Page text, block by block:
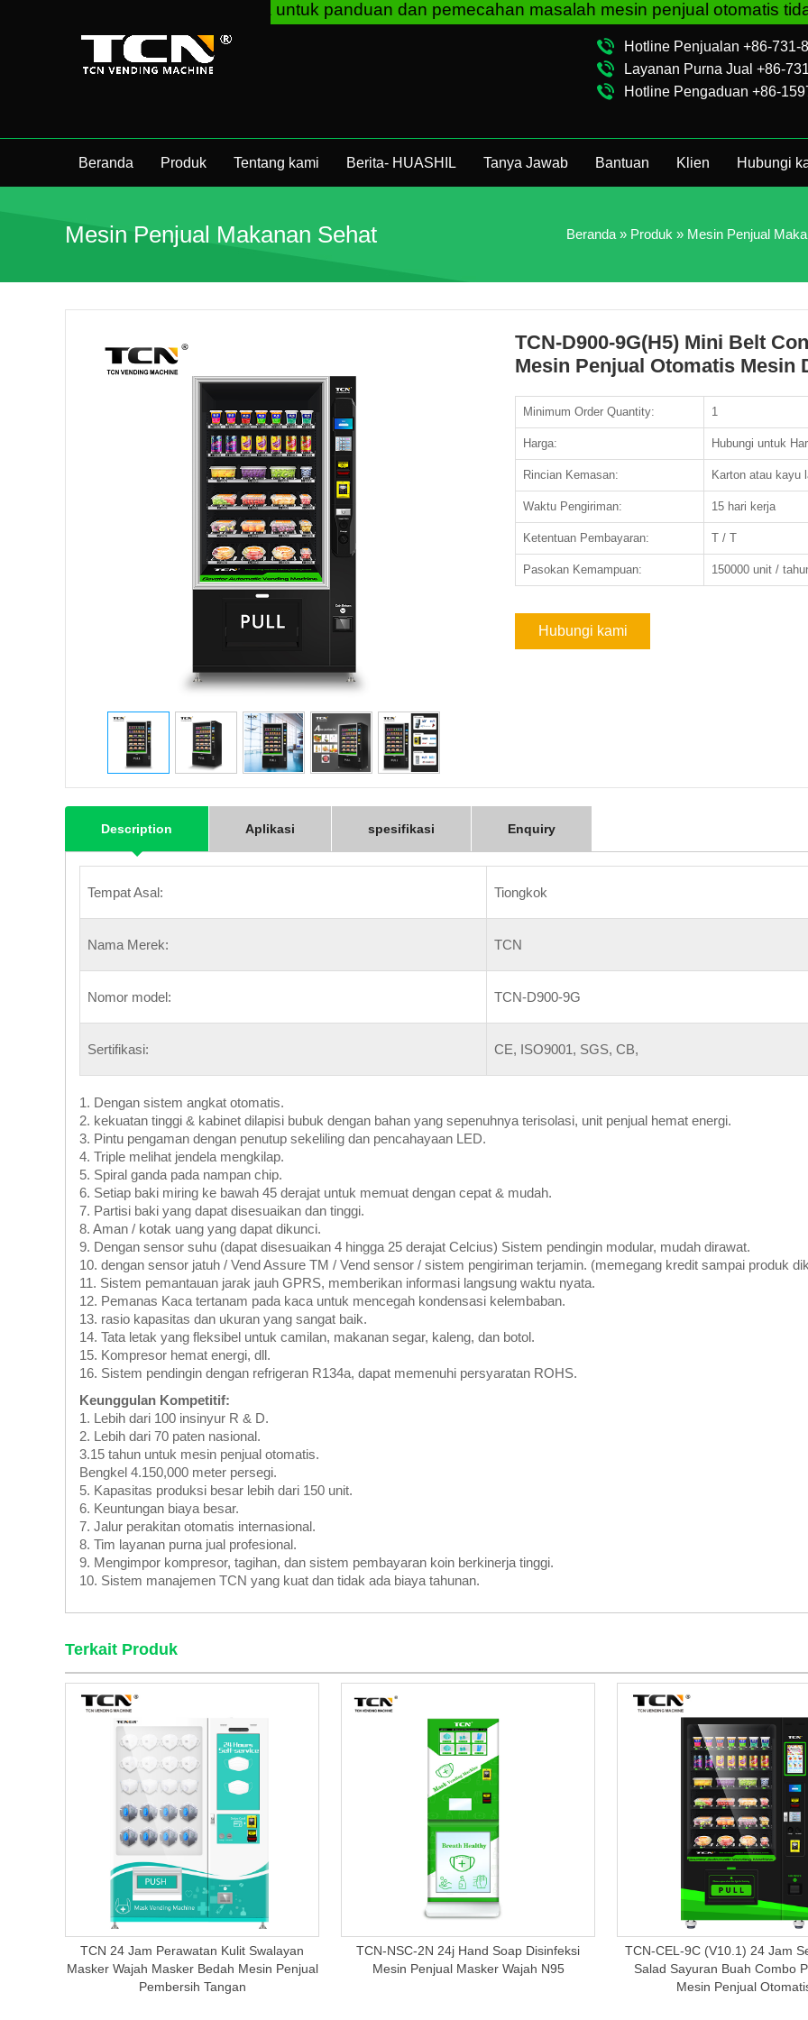
Hotline Penjualan +86-731-
Layanan Purna Jual +86-
Hotline Pengaduan +86-
Beranda Produk Tentang kami Berita- HUASHIL Tanya Jawab Bantuan Klien Hubungi
Mesin Penjual Makanan Sehat Beranda » Produk » Mesin Penjual
TCN-D900-9G(H5) Mini Belt
Mesin Penjual Otomatis Mesin
Minimum Order Quantity: 1
Harga: Hubungi untuk
Rincian Kemasan: Karton atau kayu
Waktu Pengiriman: 15 hari kerja
Ketentuan Pembayaran: T / T
Pasokan Kemampuan: 150000 unit /
Hubungi kami
Description Aplikasi spesifikasi Enquiry
Tempat Asal: Tiongkok
Nama Merek: TCN
Nomor model: TCN-D900-9G
Sertifikasi: CE, ISO9001, SGS, CB,
1. Dengan sistem angkat otomatis.
2. kekuatan tinggi & kabinet dilapisi bubuk dengan bahan yang sepenuhnya terisolasi, unit penjual hemat energi.
3. Pintu pengaman dengan penutup sekeliling dan pencahayaan LED.
4. Triple melihat jendela mengkilap.
5. Spiral ganda pada nampan chip.
6. Setiap baki miring ke bawah 45 derajat untuk memuat dengan cepat & mudah.
7. Partisi baki yang dapat disesuaikan dan tinggi.
8. Aman / kotak uang yang dapat dikunci.
9. Dengan sensor suhu (dapat disesuaikan 4 hingga 25 derajat Celcius) Sistem pendingin modular, mudah dirawat.
10. dengan sensor jatuh / Vend Assure TM / Vend sensor / sistem pengiriman terjamin. (memegang kredit sampai produk
11. Sistem pemantauan jarak jauh GPRS, memberikan informasi langsung waktu nyata.
12. Pemanas Kaca tertanam pada kaca untuk mencegah kondensasi kelembaban.
13. rasio kapasitas dan ukuran yang sangat baik.
14. Tata letak yang fleksibel untuk camilan, makanan segar, kaleng, dan botol.
15. Kompresor hemat energi, dll.
16. Sistem pendingin dengan refrigeran R134a, dapat memenuhi persyaratan ROHS.
Keunggulan Kompetitif:
1. Lebih dari 100 insinyur R & D.
2. Lebih dari 70 paten nasional.
3.15 tahun untuk mesin penjual otomatis.
Bengkel 4.150,000 meter persegi.
5. Kapasitas produksi besar lebih dari 150 unit.
6. Keuntungan biaya besar.
7. Jalur perakitan otomatis internasional.
8. Tim layanan purna jual profesional.
9. Mengimpor kompresor, tagihan, dan sistem pembayaran koin berkinerja tinggi.
10. Sistem manajemen TCN yang kuat dan tidak ada biaya tahunan.
Terkait Produk
TCN 24 Jam Perawatan Kulit Swalayan
Masker Wajah Masker Bedah Mesin Penjual
Pembersih Tangan
TCN-NSC-2N 24j Hand Soap Disinfeksi
Mesin Penjual Masker Wajah N95
TCN-CEL-9C (V10.1) 24 Jam
Salad Sayuran Buah Combo
Mesin Penjual
akan mendukung Anda untuk panduan dan pemecahan masalah mesin penjual otomatis tidak